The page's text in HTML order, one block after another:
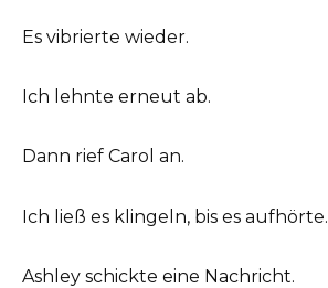
Es vibrierte wieder.
Ich lehnte erneut ab.
Dann rief Carol an.
Ich ließ es klingeln, bis es aufhörte.
Ashley schickte eine Nachricht.